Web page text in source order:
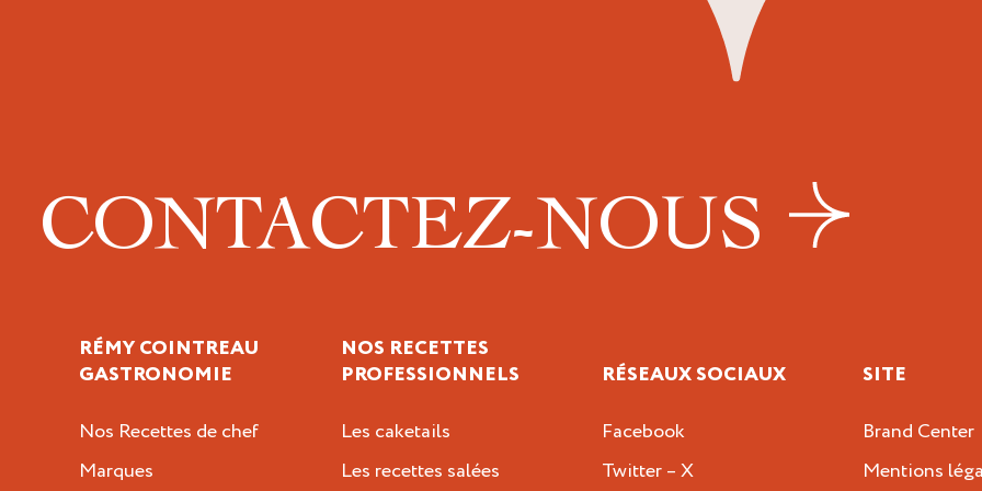
CONTACTEZ-NOUS
RÉMY COINTREAU
GASTRONOMIE
Nos Recettes de chef
Marques
NOS RECETTES
PROFESSIONNELS
Les caketails
Les recettes salées
RÉSEAUX SOCIAUX
Facebook
Twitter – X
SITE
Brand Center
Mentions